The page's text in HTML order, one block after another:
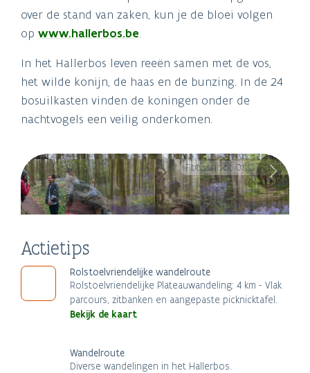
over de stand van zaken, kun je de bloei volgen
op www.hallerbos.be.
In het Hallerbos leven reeën samen met de vos,
het wilde konijn, de haas en de bunzing. In de 24
bosuilkasten vinden de koningen onder de
nachtvogels een veilig onderkomen.
Fotoshoot 01 © TOO
Actietips
Rolstoelvriendelijke wandelroute
Rolstoelvriendelijke Plateauwandeling: 4 km - Vlak
parcours, zitbanken en aangepaste picknicktafel.
Bekijk de kaart
Wandelroute
Diverse wandelingen in het Hallerbos.